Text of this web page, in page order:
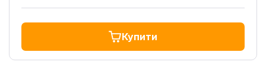
Купити